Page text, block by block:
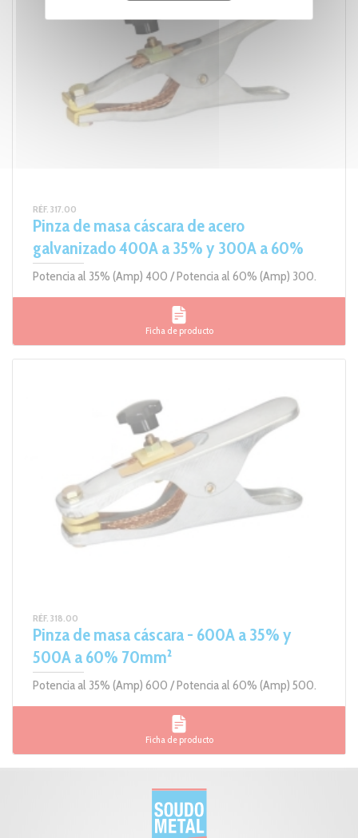
RÉF. 317.00
Pinza de masa cáscara de acero
galvanizado 400A a 35% y 300A a 60%
Potencia al 35% (Amp) 400 / Potencia al 60% (Amp) 300.
Ficha de producto
RÉF. 318.00
Pinza de masa cáscara - 600A a 35% y
500A a 60% 70mm²
Potencia al 35% (Amp) 600 / Potencia al 60% (Amp) 500.
Ficha de producto